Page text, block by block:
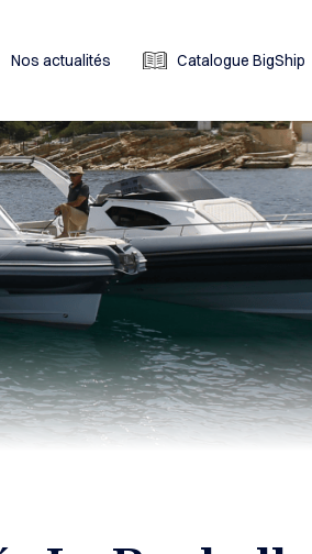
Nos actualités Catalogue BigShip